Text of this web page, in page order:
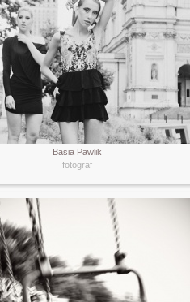
Basia Pawlik
fotograf